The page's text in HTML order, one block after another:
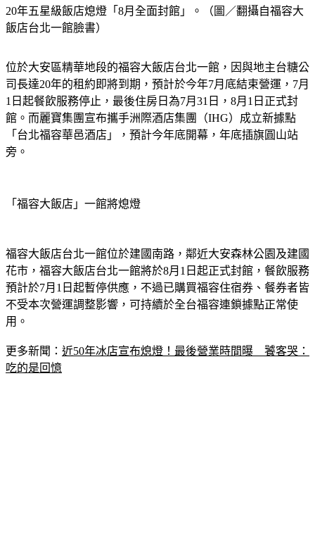
20年五星級飯店熄燈「8月全面封館」。（圖／翻攝自福容大
飯店台北一館臉書）
位於大安區精華地段的福容大飯店台北一館，因與地主台糖公
司長達20年的租約即將到期，預計於今年7月底結束營運，7月
1日起餐飲服務停止，最後住房日為7月31日，8月1日正式封
館。而麗寶集團宣布攜手洲際酒店集團（IHG）成立新據點
「台北福容華邑酒店」，預計今年底開幕，年底插旗圓山站
旁。
「福容大飯店」一館將熄燈
福容大飯店台北一館位於建國南路，鄰近大安森林公園及建國
花市，福容大飯店台北一館將於8月1日起正式封館，餐飲服務
預計於7月1日起暫停供應，不過已購買福容住宿券、餐券者皆
不受本次營運調整影響，可持續於全台福容連鎖據點正常使
用。
更多新聞： 近50年冰店宣布熄燈！最後營業時間曝　饕客哭：
吃的是回憶